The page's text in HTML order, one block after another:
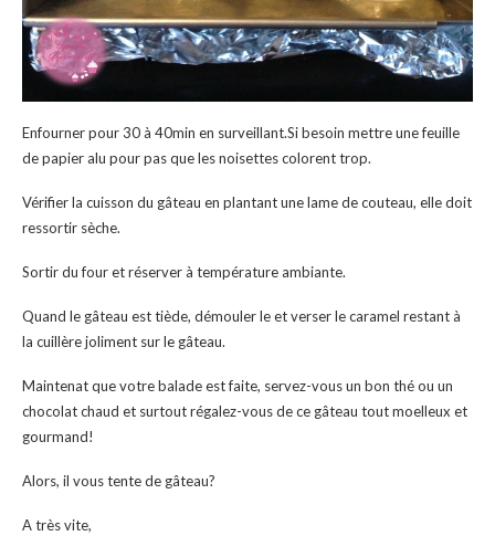
Enfourner pour 30 à 40min en surveillant.Si besoin mettre une feuille
de papier alu pour pas que les noisettes colorent trop.
Vérifier la cuisson du gâteau en plantant une lame de couteau, elle doit
ressortir sèche.
Sortir du four et réserver à température ambiante.
Quand le gâteau est tiède, démouler le et verser le caramel restant à
la cuillère joliment sur le gâteau.
Maintenat que votre balade est faite, servez-vous un bon thé ou un
chocolat chaud et surtout régalez-vous de ce gâteau tout moelleux et
gourmand!
Alors, il vous tente de gâteau?
A très vite,